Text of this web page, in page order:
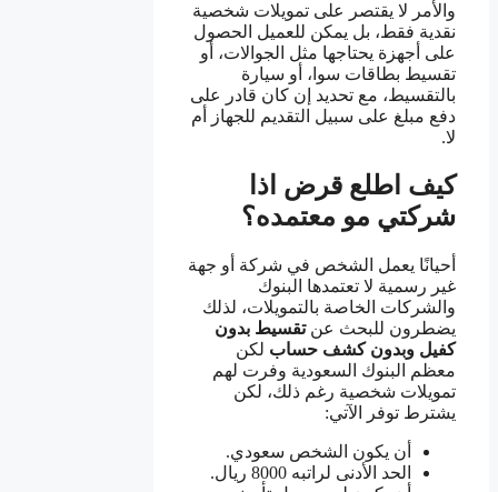
والأمر لا يقتصر على تمويلات شخصية
نقدية فقط، بل يمكن للعميل الحصول
على أجهزة يحتاجها مثل الجوالات، أو
تقسيط بطاقات سوا، أو سيارة
بالتقسيط، مع تحديد إن كان قادر على
دفع مبلغ على سبيل التقديم للجهاز أم
لا.
كيف اطلع قرض اذا
شركتي مو معتمده؟
أحيانًا يعمل الشخص في شركة أو جهة
غير رسمية لا تعتمدها البنوك
والشركات الخاصة بالتمويلات، لذلك
يضطرون للبحث عنتقسيط بدون
كفيل وبدون كشف حساب لكن
معظم البنوك السعودية وفرت لهم
تمويلات شخصية رغم ذلك، لكن
يشترط توفر الآتي:
أن يكون الشخص سعودي.
الحد الأدنى لراتبه 8000 ريال.